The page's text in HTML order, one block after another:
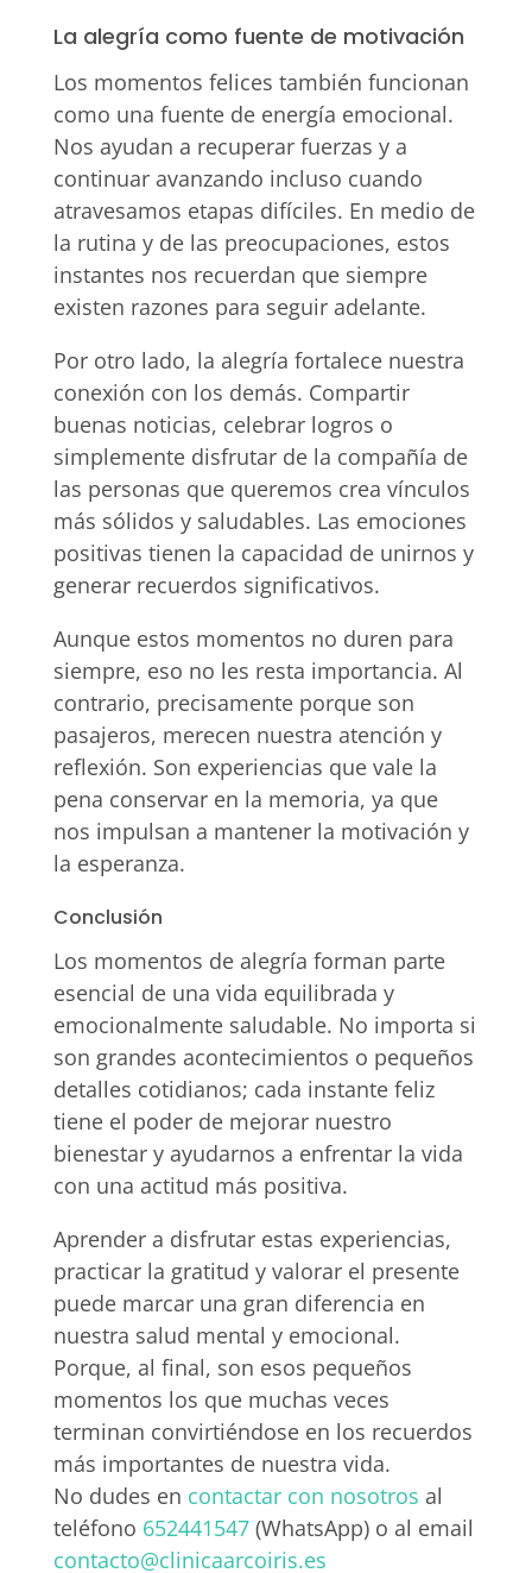
La alegría como fuente de motivación
Los momentos felices también funcionan
como una fuente de energía emocional.
Nos ayudan a recuperar fuerzas y a
continuar avanzando incluso cuando
atravesamos etapas difíciles. En medio de
la rutina y de las preocupaciones, estos
instantes nos recuerdan que siempre
existen razones para seguir adelante.
Por otro lado, la alegría fortalece nuestra
conexión con los demás. Compartir
buenas noticias, celebrar logros o
simplemente disfrutar de la compañía de
las personas que queremos crea vínculos
más sólidos y saludables. Las emociones
positivas tienen la capacidad de unirnos y
generar recuerdos significativos.
Aunque estos momentos no duren para
siempre, eso no les resta importancia. Al
contrario, precisamente porque son
pasajeros, merecen nuestra atención y
reflexión. Son experiencias que vale la
pena conservar en la memoria, ya que
nos impulsan a mantener la motivación y
la esperanza.
Conclusión
Los momentos de alegría forman parte
esencial de una vida equilibrada y
emocionalmente saludable. No importa si
son grandes acontecimientos o pequeños
detalles cotidianos; cada instante feliz
tiene el poder de mejorar nuestro
bienestar y ayudarnos a enfrentar la vida
con una actitud más positiva.
Aprender a disfrutar estas experiencias,
practicar la gratitud y valorar el presente
puede marcar una gran diferencia en
nuestra salud mental y emocional.
Porque, al final, son esos pequeños
momentos los que muchas veces
terminan convirtiéndose en los recuerdos
más importantes de nuestra vida.
No dudes en contactar con nosotros al
teléfono 652441547(WhatsApp) o al email
contacto@clinicaarcoiris.es